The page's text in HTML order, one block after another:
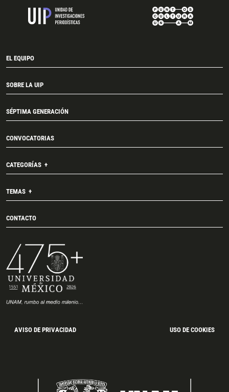
EL EQUIPO
SOBRE LA UIP
SÉPTIMA GENERACIÓN
CONVOCATORIAS
CATEGORÍAS
TEMAS
CONTACTO
AVISO DE PRIVACIDAD USO DE COOKIES